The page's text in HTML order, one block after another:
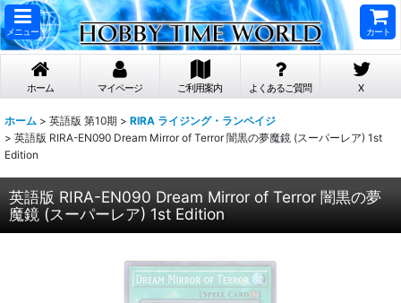
メニュー カート
ホーム マイページ ご利用案内 よくあるご質問 X
ホーム > 英語版 第10期 > RIRA ライジング・ランペイジ
> 英語版 RIRA-EN090 Dream Mirror of Terror 闇黒の夢魔鏡 (スーパーレア) 1st
Edition
英語版 RIRA-EN090 Dream Mirror of Terror 闇黒の夢
魔鏡 (スーパーレア) 1st Edition